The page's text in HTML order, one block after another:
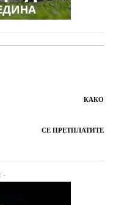
КАКО
СЕ ПРЕТПЛАТИТЕ
-